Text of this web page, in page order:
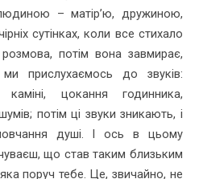
– матір’ю, дружиною,
сутінках, коли все стихало
потім вона завмирає,
прислухаємось до звуків:
цокання годинника,
потім ці звуки зникають, і
душі. І ось в цьому
що став таким близьким
поруч тебе. Це, звичайно, не